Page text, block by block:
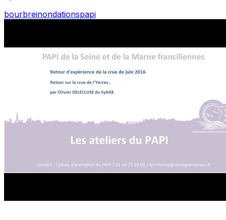
bourbreinondationspapi